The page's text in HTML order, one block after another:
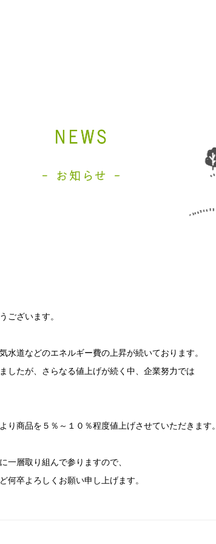
ございます。
道などのエネルギー費の上昇が続いております。
したが、さらなる値上げが続く中、企業努力では
商品を５％～１０％程度値上げさせていただきます。
一層取り組んで参りますので、
何卒よろしくお願い申し上げます。